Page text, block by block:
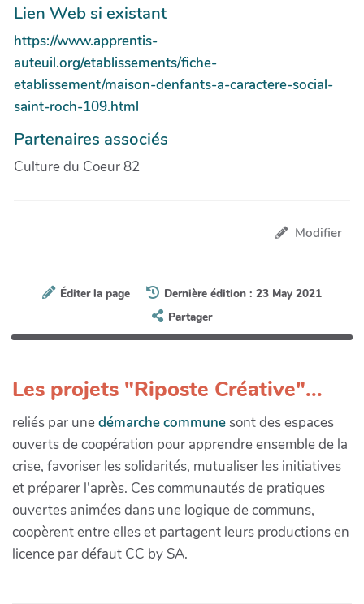
Lien Web si existant
https://www.apprentis-
auteuil.org/etablissements/fiche-
etablissement/maison-denfants-a-caractere-social-
saint-roch-109.html
Partenaires associés
Culture du Coeur 82
Modifier
Éditer la page
Dernière édition : 23 May 2021
Partager